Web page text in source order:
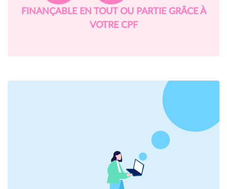
FINANÇABLE EN TOUT OU PARTIE GRÂCE À
VOTRE CPF